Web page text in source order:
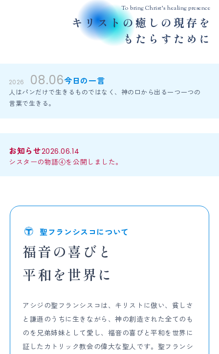
To bring Christ’s healing presence
キリストの癒しの現存を
もたらすために
2026 08.06今日の一言
人はパンだけで生きるものではなく、神の口から出る一つ一つの
言葉で生きる。
お知らせ2026.06.14
シスターの物語④を公開しました。
聖フランシスコについて
福音の喜びと
平和を世界に
アシジの聖フランシスコは、キリストに倣い、貧しさ
と謙遜のうちに生きながら、神の創造された全てのも
のを兄弟姉妹として愛し、福音の喜びと平和を世界に
証したカトリック教会の偉大な聖人です。聖フランシ